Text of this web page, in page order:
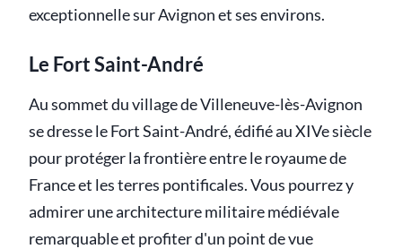
exceptionnelle sur Avignon et ses environs.
Le Fort Saint-André
Au sommet du village de Villeneuve-lès-Avignon
se dresse le Fort Saint-André, édifié au XIVe siècle
pour protéger la frontière entre le royaume de
France et les terres pontificales. Vous pourrez y
admirer une architecture militaire médiévale
remarquable et profiter d'un point de vue